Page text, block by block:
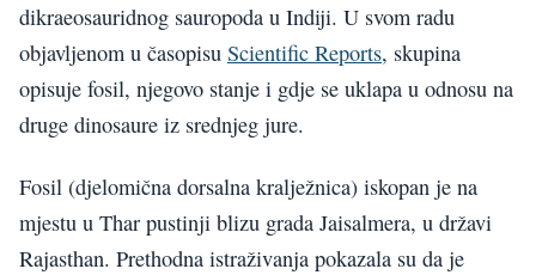
dikraeosauridnog sauropoda u Indiji. U svom radu
objavljenom u časopisu Scientific Reports, skupina
opisuje fosil, njegovo stanje i gdje se uklapa u odnosu na
druge dinosaure iz srednjeg jure.
Fosil (djelomična dorsalna kralježnica) iskopan je na
mjestu u Thar pustinji blizu grada Jaisalmera, u državi
Rajasthan. Prethodna istraživanja pokazala su da je